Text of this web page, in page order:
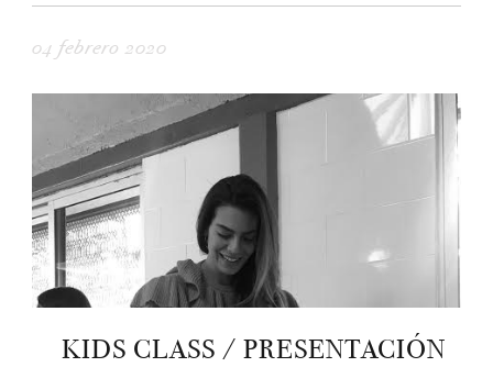
04 febrero 2020
KIDS CLASS / PRESENTACIÓN